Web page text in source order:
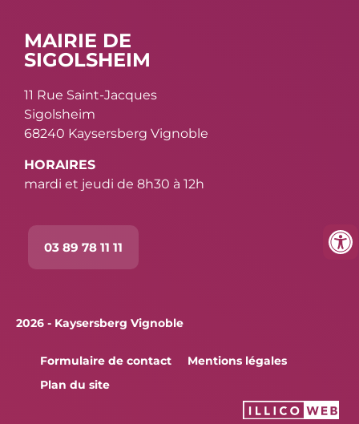
MAIRIE DE
SIGOLSHEIM
11 Rue Saint-Jacques
Sigolsheim
68240 Kaysersberg Vignoble
HORAIRES
mardi et jeudi de 8h30 à 12h
03 89 78 11 11
2026 - Kaysersberg Vignoble
Formulaire de contact
Mentions légales
Plan du site